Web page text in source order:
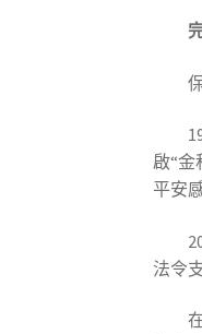
啟“
平安
法令